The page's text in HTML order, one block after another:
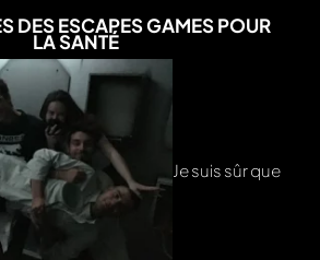
DES ESCAPES GAMES POUR
LA SANTÉ
Je suis sûr que